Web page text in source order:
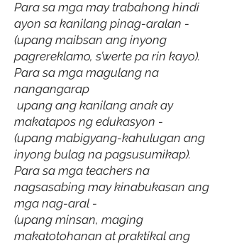
Para sa mga may trabahong hindi
ayon sa kanilang pinag-aralan -
(upang maibsan ang inyong
pagrereklamo, s’werte pa rin kayo).
Para sa mga magulang na
nangangarap
upang ang kanilang anak ay
makatapos ng edukasyon -
(upang mabigyang-kahulugan ang
inyong bulag na pagsusumikap).
Para sa mga teachers na
nagsasabing may kinabukasan ang
mga nag-aral -
(upang minsan, maging
makatotohanan at praktikal ang